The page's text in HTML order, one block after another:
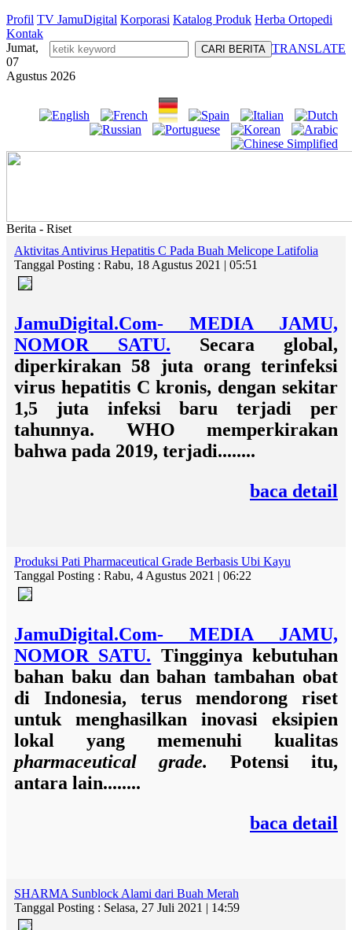
Profil TV JamuDigital Korporasi Katalog Produk Herba Ortopedi
Kontak
TRANSLATE
Jumat,
07
Agustus 2026
Berita - Riset
Aktivitas Antivirus Hepatitis C Pada Buah Melicope Latifolia
Tanggal Posting : Rabu, 18 Agustus 2021 | 05:51
JamuDigital.Com- MEDIA JAMU,
NOMOR SATU. Secara global,
diperkirakan 58 juta orang terinfeksi
virus hepatitis C kronis, dengan sekitar
1,5 juta infeksi baru terjadi per
tahunnya. WHO memperkirakan
bahwa pada 2019, terjadi........
baca detail
Produksi Pati Pharmaceutical Grade Berbasis Ubi Kayu
Tanggal Posting : Rabu, 4 Agustus 2021 | 06:22
JamuDigital.Com- MEDIA JAMU,
NOMOR SATU. Tingginya kebutuhan
bahan baku dan bahan tambahan obat
di Indonesia, terus mendorong riset
untuk menghasilkan inovasi eksipien
lokal yang memenuhi kualitas
pharmaceutical grade. Potensi itu,
antara lain........
baca detail
SHARMA Sunblock Alami dari Buah Merah
Tanggal Posting : Selasa, 27 Juli 2021 | 14:59